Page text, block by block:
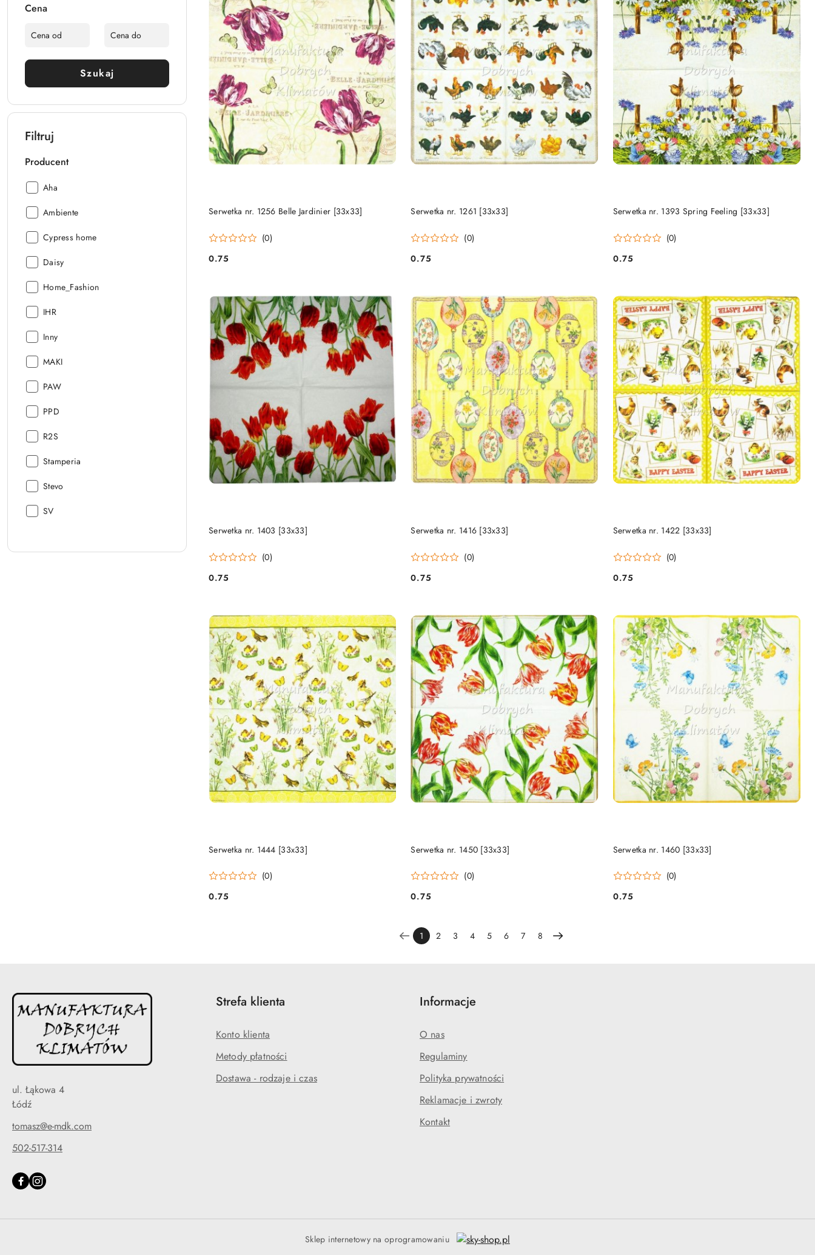
Cena
Szukaj
Filtruj
Producent
Producent:
Aha
Producent:
Ambiente
Producent:
Cypress home
Producent:
Daisy
Producent:
Home_Fashion
Producent:
IHR
Producent:
Inny
Producent:
MAKI
Producent:
PAW
Producent:
PPD
Producent:
R2S
Producent:
Stamperia
Producent:
Stevo
Producent:
SV
Serwetka nr. 1256 Belle Jardinier [33x33]
(0)
Cena:
0.75
DO KOSZYKA Serwetka nr. 1261 [33x33]
(0)
Cena:
0.75
DO KOSZYKA Serwetka nr. 1393 Spring Feeling [33x33]
(0)
Cena:
0.75
DO KOSZYKA
Serwetka nr. 1403 [33x33]
(0)
Cena:
0.75
DO KOSZYKA Serwetka nr. 1416 [33x33]
(0)
Cena:
0.75
DO KOSZYKA Serwetka nr. 1422 [33x33]
(0)
Cena:
0.75
DO KOSZYKA
Serwetka nr. 1444 [33x33]
(0)
Cena:
0.75
DO KOSZYKA Serwetka nr. 1450 [33x33]
(0)
Cena:
0.75
DO KOSZYKA Serwetka nr. 1460 [33x33]
(0)
Cena:
0.75
DO KOSZYKA
1 2 3 4 5 6 7 8
ul. Łąkowa 4
Łódź
tomasz@e-mdk.com
502-517-314
Strefa klienta
Konto klienta
Metody płatności
Dostawa - rodzaje i czas
Informacje
O nas
Regulaminy
Polityka prywatności
Reklamacje i zwroty
Kontakt
Sklep internetowy na oprogramowaniu